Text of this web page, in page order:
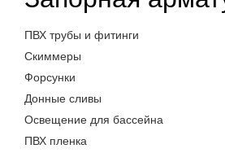
ПВХ трубы и фитинги
Скиммеры
Форсунки
Донные сливы
Освещение для бассейна
ПВХ пленка